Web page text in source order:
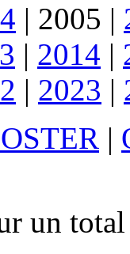
| 2005 |
| 2014 |
| 2023 |
|
un